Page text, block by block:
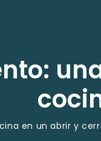
en un abrir y